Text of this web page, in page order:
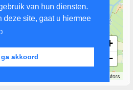
van hun diensten.
deze site, gaat u hiermee
ga akkoord
+
−
contributors